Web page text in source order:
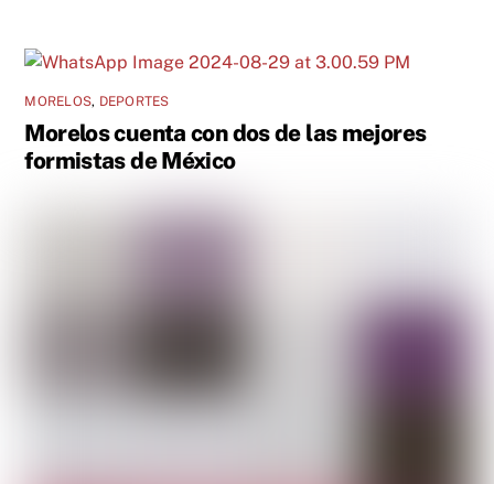
MORELOS, DEPORTES
Morelos cuenta con dos de las mejores
formistas de México